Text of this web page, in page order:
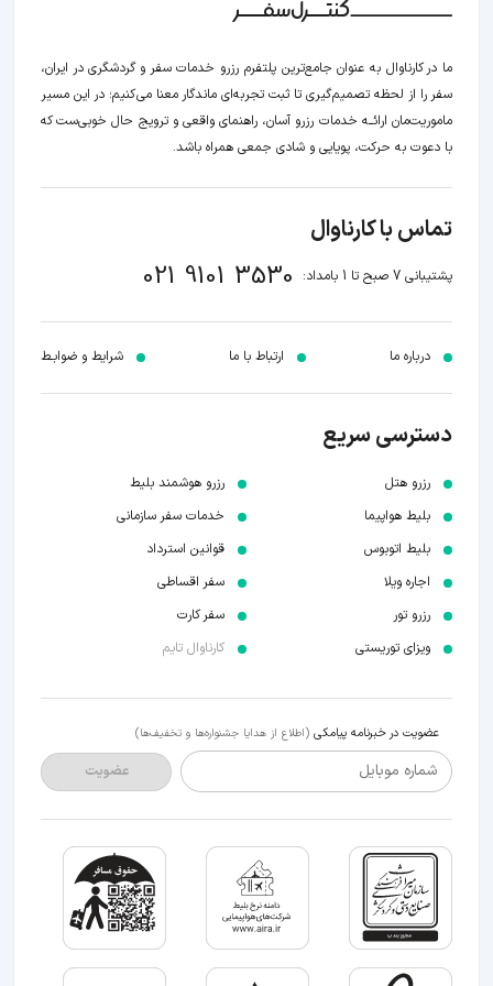
ما در کارناوال به عنوان جامع‌ترین پلتفرم رزرو خدمات سفر و گردشگری در ایران،
سفر را از لحظه‌ تصمیم‌گیری تا ثبت تجربه‌ای ماندگار معنا می‌کنیم؛ در این مسیر‍
ماموریت‌مان اراﺋــﻪ خدمات رزرو آسان، راهنمای واقعی و ترویج حال خوبی‌ست که
با دعوت به حرکت، پویایی و شادی جمعی همراه باشد.
تماس با کارناوال
پشتیبانی 7 صبح تا 1 بامداد: 021 9101 3530
درباره ما ارتباط با ما شرایط و ضوابـط
دسترسی سریع
رزرو هتل
بلیط هواپیما
بلیط اتوبوس
اجاره ویلا
رزرو تور
ویزای توریستی
رزرو هوشمند بلیط
خدمات سفر سازمانی
قوانین استرداد
سفر اقساطی
سفر کارت
کارناوال تایم
عضویت در خبرنامه پیامکی (اطلاع از هدایا جشنواره‌ها و تخفیف‌ها)
شماره موبایل عضویت